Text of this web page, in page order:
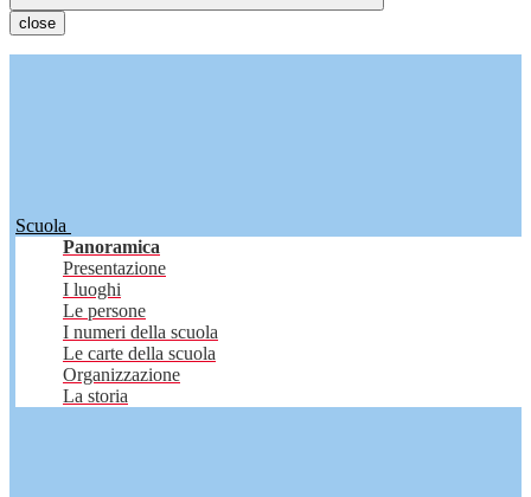
close
Scuola
Panoramica
Presentazione
I luoghi
Le persone
I numeri della scuola
Le carte della scuola
Organizzazione
La storia